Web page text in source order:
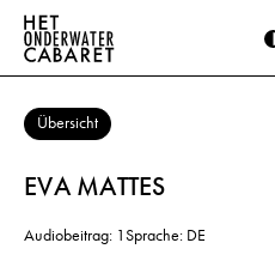
Übersicht
EVA MATTES
Audiobeitrag: 1Sprache: DE